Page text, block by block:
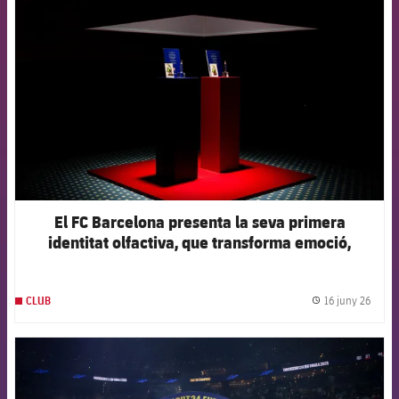
El FC Barcelona presenta la seva primera
identitat olfactiva, que transforma emoció,
CLUB 16 juny 26
FCB Barcelona badge